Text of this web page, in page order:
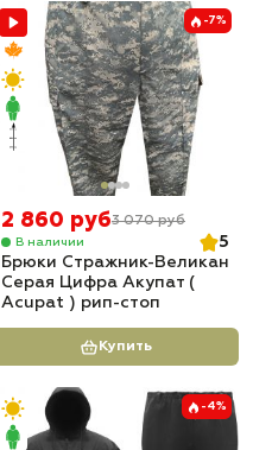
-7%
2 860 руб3 070 руб
В наличии
5
Брюки Стражник-Великан
Серая Цифра Акупат (
Acupat ) рип-стоп
Купить
-4%